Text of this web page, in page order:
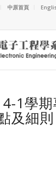
中原首頁
1學
及細則